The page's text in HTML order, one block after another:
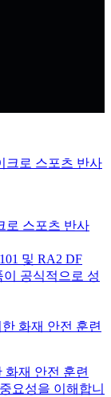
로 스포츠 반사
및 RA2 DF
이 공식적으로 성
화재 안전 훈련
요성을 이해합니